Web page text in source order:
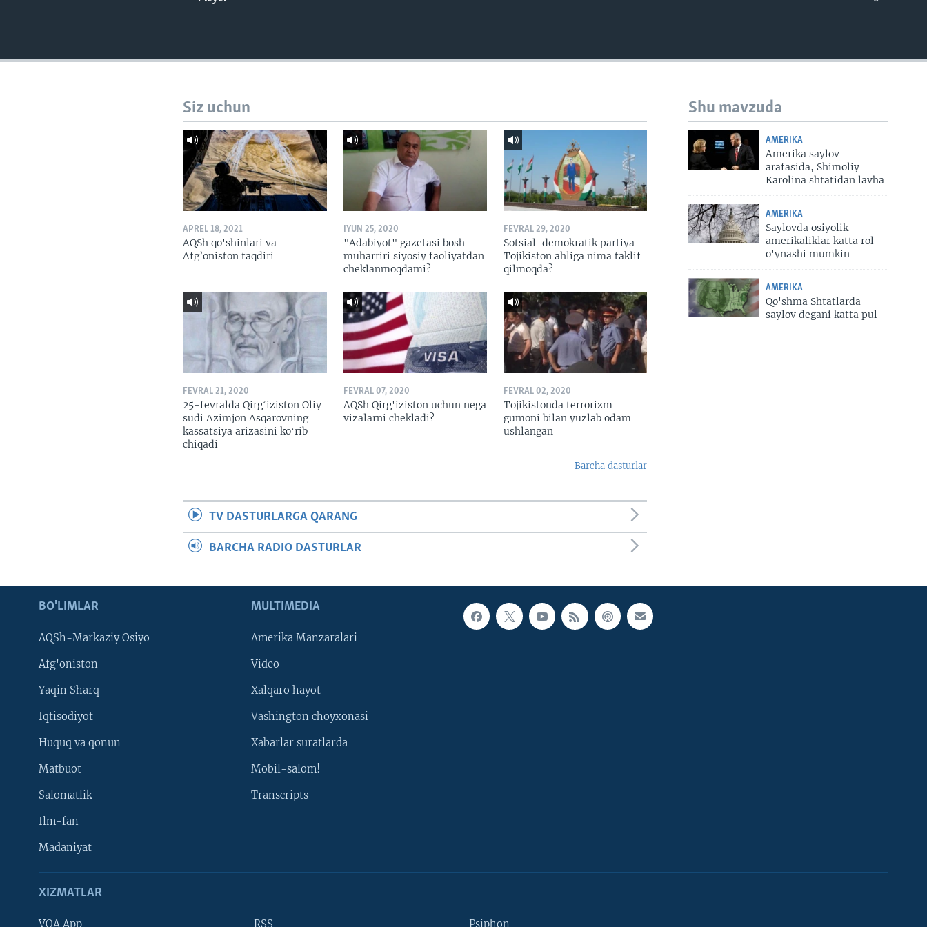
Shu mavzuda
AMERIKA
Amerika saylov
arafasida, Shimoliy
Karolina shtatidan lavha
AMERIKA
Saylovda osiyolik
amerikaliklar katta rol
o'ynashi mumkin
AMERIKA
Qo'shma Shtatlarda
saylov degani katta pul
Siz uchun
APREL 18, 2021
AQSh qo'shinlari va
Afg’oniston taqdiri
IYUN 25, 2020
"Adabiyot" gazetasi bosh
muharriri siyosiy faoliyatdan
cheklanmoqdami?
FEVRAL 29, 2020
Sotsial-demokratik partiya
Tojikiston ahliga nima taklif
qilmoqda?
FEVRAL 21, 2020
25-fevralda Qirgʻiziston Oliy
sudi Azimjon Asqarovning
kassatsiya arizasini koʻrib
chiqadi
FEVRAL 07, 2020
AQSh Qirg'iziston uchun nega
vizalarni chekladi?
FEVRAL 02, 2020
Tojikistonda terrorizm
gumoni bilan yuzlab odam
ushlangan
Barcha dasturlar
TV DASTURLARGA QARANG
BARCHA RADIO DASTURLAR
BO'LIMLAR
AQSh-Markaziy Osiyo
Afg'oniston
Yaqin Sharq
Iqtisodiyot
Huquq va qonun
Matbuot
Salomatlik
Ilm-fan
Madaniyat
MULTIMEDIA
Amerika Manzaralari
Video
Xalqaro hayot
Vashington choyxonasi
Xabarlar suratlarda
Mobil-salom!
Transcripts
XIZMATLAR
VOA App RSS Psiphon